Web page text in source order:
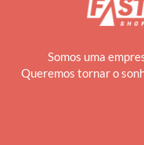
Somos uma
Queremos tornar o